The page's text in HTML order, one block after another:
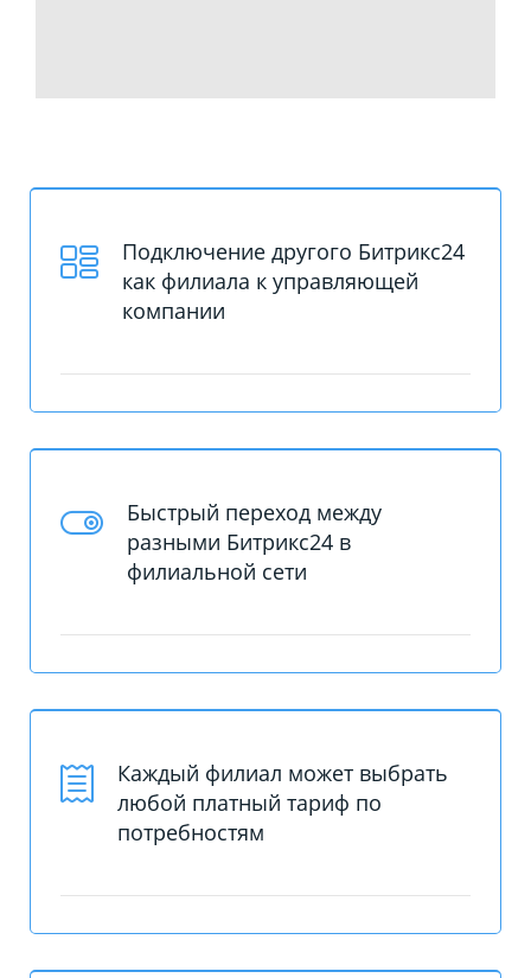
Подключение другого Битрикс24
как филиала к управляющей
компании
Быстрый переход между
разными Битрикс24 в
филиальной сети
Каждый филиал может выбрать
любой платный тариф по
потребностям